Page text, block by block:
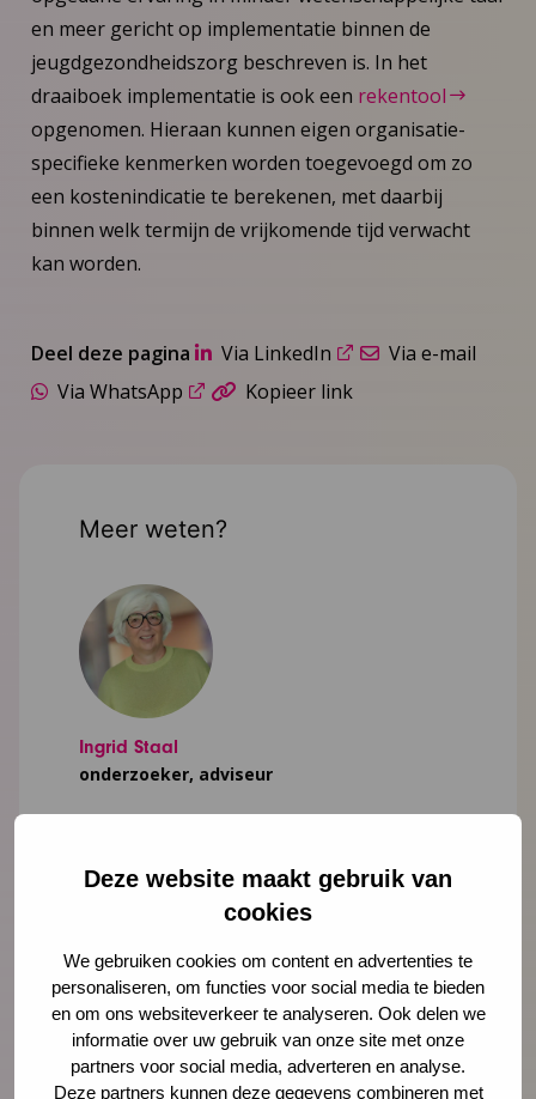
Deze website maakt gebruik van
cookies
We gebruiken cookies om content en advertenties te
personaliseren, om functies voor social media te bieden
en om ons websiteverkeer te analyseren. Ook delen we
informatie over uw gebruik van onze site met onze
partners voor social media, adverteren en analyse.
Deze partners kunnen deze gegevens combineren met
en meer gericht op implementatie binnen de
jeugdgezondheidszorg beschreven is. In het
draaiboek implementatie is ook een rekentool
opgenomen. Hieraan kunnen eigen organisatie-
specifieke kenmerken worden toegevoegd om zo
een kostenindicatie te berekenen, met daarbij
binnen welk termijn de vrijkomende tijd verwacht
kan worden.
Deel deze pagina Via LinkedIn
Via e-mail
Via WhatsApp
Kopieer link
Meer weten?
Ingrid Staal
onderzoeker, adviseur
06 - 48 34 19 56
Lees meer over Ingrid Staal